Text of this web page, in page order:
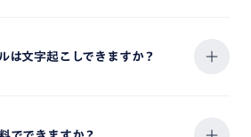
は文字起こしできますか？